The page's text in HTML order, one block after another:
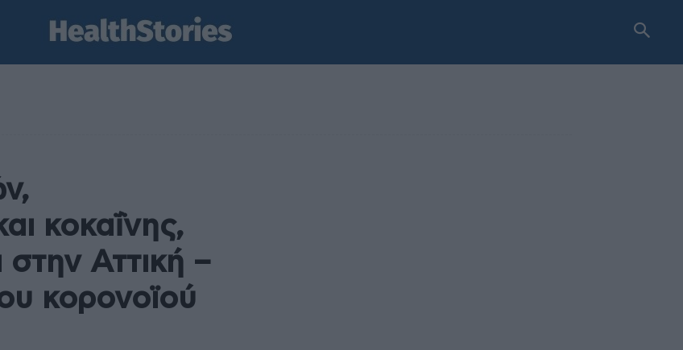
κοκαΐνης,
Αττική –
κορονοϊού